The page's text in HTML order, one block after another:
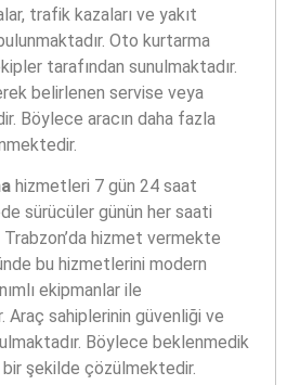
trafik kazaları ve yakıt
Oto kurtarma
tarafından sunulmaktadır.
belirlenen servise veya
Böylece aracın daha fazla
hizmetleri 7 gün 24 saat
sürücüler günün her saati
hizmet vermekte
bu hizmetlerini modern
ekipmanlar ile
sahiplerinin güvenliği ve
Böylece beklenmedik
bir şekilde çözülmektedir.